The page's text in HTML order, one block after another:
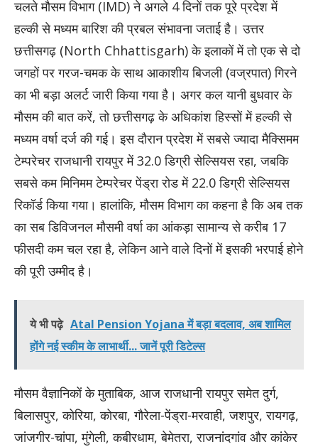
चलते मौसम विभाग (IMD) ने अगले 4 दिनों तक पूरे प्रदेश में
हल्की से मध्यम बारिश की प्रबल संभावना जताई है। उत्तर
छत्तीसगढ़ (North Chhattisgarh) के इलाकों में तो एक से दो
जगहों पर गरज-चमक के साथ आकाशीय बिजली (वज्रपात) गिरने
का भी बड़ा अलर्ट जारी किया गया है। अगर कल यानी बुधवार के
मौसम की बात करें, तो छत्तीसगढ़ के अधिकांश हिस्सों में हल्की से
मध्यम वर्षा दर्ज की गई। इस दौरान प्रदेश में सबसे ज्यादा मैक्सिमम
टेम्परेचर राजधानी रायपुर में 32.0 डिग्री सेल्सियस रहा, जबकि
सबसे कम मिनिमम टेम्परेचर पेंड्रा रोड में 22.0 डिग्री सेल्सियस
रिकॉर्ड किया गया। हालांकि, मौसम विभाग का कहना है कि अब तक
का सब डिविजनल मौसमी वर्षा का आंकड़ा सामान्य से करीब 17
फीसदी कम चल रहा है, लेकिन आने वाले दिनों में इसकी भरपाई होने
की पूरी उम्मीद है।
ये भी पढ़े Atal Pension Yojana में बड़ा बदलाव, अब शामिल
होंगे नई स्कीम के लाभार्थी... जानें पूरी डिटेल्स
मौसम वैज्ञानिकों के मुताबिक, आज राजधानी रायपुर समेत दुर्ग,
बिलासपुर, कोरिया, कोरबा, गौरेला-पेंड्रा-मरवाही, जशपुर, रायगढ़,
जांजगीर-चांपा, मुंगेली, कबीरधाम, बेमेतरा, राजनांदगांव और कांकेर